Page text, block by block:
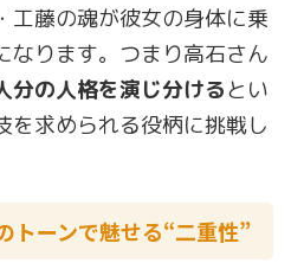
工藤の魂が彼女の身体に乗
なります。つまり高石さん
分の人格を演じ分けるとい
を求められる役柄に挑戦し
トーンで魅せる“二重性”